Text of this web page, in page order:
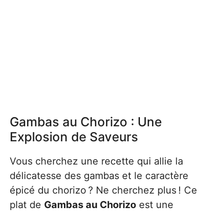
Gambas au Chorizo : Une
Explosion de Saveurs
Vous cherchez une recette qui allie la
délicatesse des gambas et le caractère
épicé du chorizo ? Ne cherchez plus ! Ce
plat de Gambas au Chorizo est une